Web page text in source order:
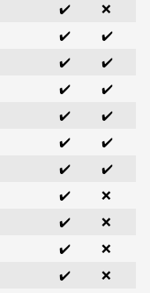
✔️
❌
✔️
✔️
✔️
✔️
✔️
✔️
✔️
✔️
✔️
✔️
✔️
✔️
✔️
❌
✔️
❌
✔️
❌
✔️
❌